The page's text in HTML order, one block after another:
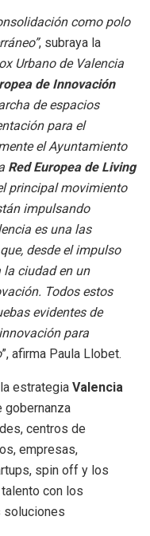
como polo
, subraya la
Urbano de Valencia
de Innovación
de espacios
para el
el Ayuntamiento
Red Europea de Living
principal movimiento
impulsando
es una las
desde el impulso
la ciudad en un
Todos estos
evidentes de
para
”, afirma Paula Llobet.
estrategia Valencia
gobernanza
centros de
empresas,
spin off y los
con los
soluciones